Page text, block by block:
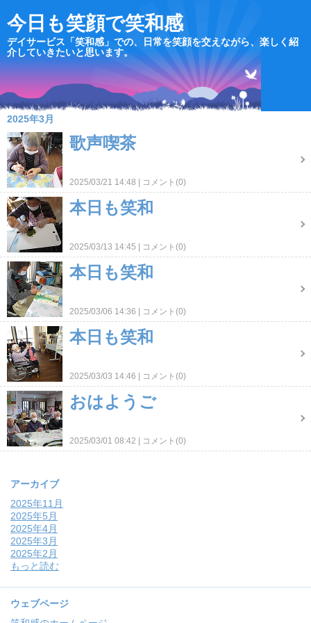
今日も笑顔で笑和感
デイサービス「笑和感」での、日常を笑顔を交えながら、楽しく紹
介していきたいと思います。
2025年3月
歌声喫茶
2025/03/21 14:48 コメント(0)
本日も笑和
2025/03/13 14:45 コメント(0)
本日も笑和
2025/03/06 14:36 コメント(0)
本日も笑和
2025/03/03 14:46 コメント(0)
おはようご
2025/03/01 08:42 コメント(0)
アーカイブ
2025年11月
2025年5月
2025年4月
2025年3月
2025年2月
もっと読む
ウェブページ